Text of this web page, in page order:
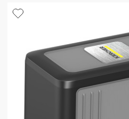
t
p
k
.